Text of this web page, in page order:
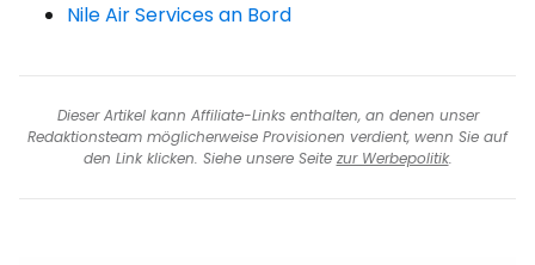
Nile Air Services an Bord
Dieser Artikel kann Affiliate-Links enthalten, an denen unser
Redaktionsteam möglicherweise Provisionen verdient, wenn Sie auf
den Link klicken. Siehe unsere Seite zur Werbepolitik.